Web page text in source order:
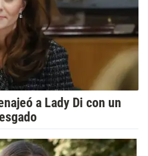
a Lady Di con un